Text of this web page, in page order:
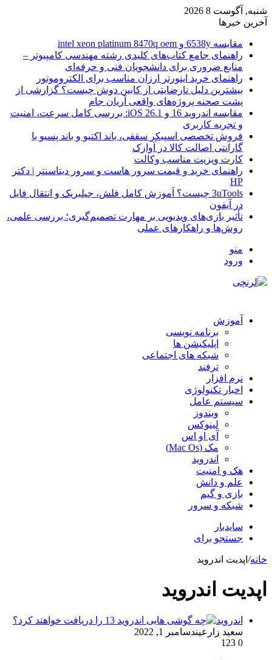
شنبه, آگوست 8 2026
آخرین خبرها
مقایسه 6538y و intel xeon platinum 8470q oem
راهنمای جامع کتاب‌های کلیدی رشته مهندسی کامپیوتر –
منابع ضروری برای دانشجویان فنی و حرفه‌ای
راهنمای خرید اینورتر ارزان مناسب برای الکتروموتور
بیشترین دلیل نارضایتی از کابین دوش چیست؟ گزارشی از
پشت صحنه پروژه‌های واقعی آریان جام
مقایسه اندروید 16 و iOS 26.1: بررسی کامل سرعت، امنیت
و تجربه کاربری
فروش تخصصی اسپیکر سقفی، باند اکتیو و باند پسیو با
گارانتی اصالت کالا در آوازک
کارت ویزیت مناسب وکالت
راهنمای خرید و قیمت سرور هاست و سرور دیتاسنتر | دکتر
HP
3uTools چیست؟ آموزش کامل فلش، جیلبریک و انتقال فایل
در آیفون
تأثیر بازی‌های ویدیویی بر مهارت تصمیم‌گیری؛ بررسی علمی،
روش‌ها و راهکارهای عملی
منو
ورود
آموزش
برنامه نویسی
اپلیکیشن ها
شبکه های اجتماعی
ترفند
نرم افزار
اخبار تکنولوژی
سیستم عامل
ویندوز
لینوکس
آی او اس
مک (Mac Os)
اندروید
هک و امنیت
علم و دانش
بازی و گیم
شبکه و سرور
سایدبار
جستجو برای
خانه/ اپدیت اندروید
اپدیت اندروید
اندروید
سعید زارعیندسامبر 1, 2022
0